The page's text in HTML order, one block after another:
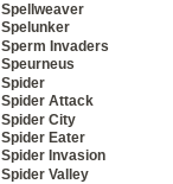
Spellweaver
Spelunker
Sperm Invaders
Speurneus
Spider
Spider Attack
Spider City
Spider Eater
Spider Invasion
Spider Valley